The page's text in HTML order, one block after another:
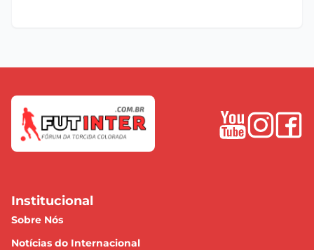
Institucional
Sobre Nós
Notícias do Internacional